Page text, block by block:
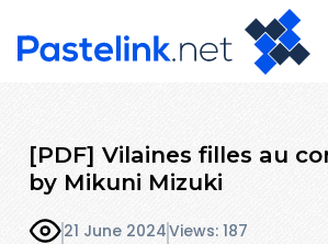
[PDF] Vilaines filles au
by Mikuni Mizuki
21 June 2024Views: 187